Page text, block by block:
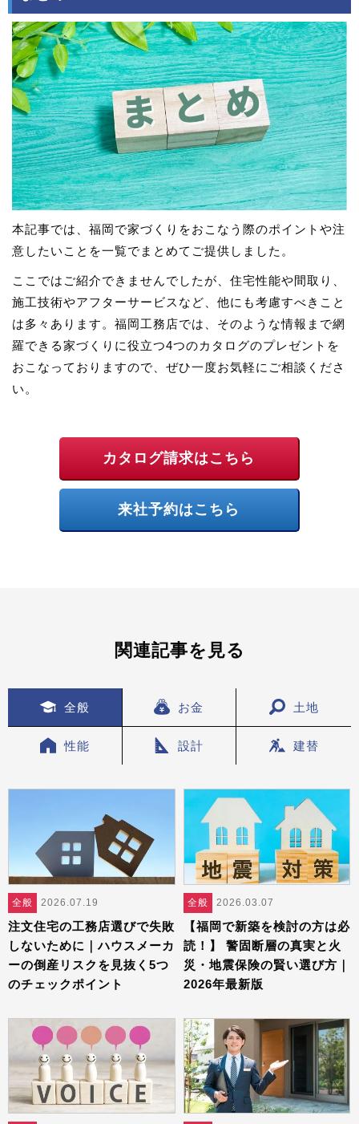
本記事では、福岡で家づくりをおこなう際のポイントや注
意したいことを一覧でまとめてご提供しました。
ここではご紹介できませんでしたが、住宅性能や間取り、
施工技術やアフターサービスなど、他にも考慮すべきこと
は多々あります。福岡工務店では、そのような情報まで網
羅できる家づくりに役立つ4つのカタログのプレゼントを
おこなっておりますので、ぜひ一度お気軽にご相談くださ
い。
カタログ請求はこちら
来社予約はこちら
関連記事を見る
全般 お金 土地
性能 設計 建替
全般 2026.07.19
注文住宅の工務店選びで失敗
しないために｜ハウスメーカ
ーの倒産リスクを見抜く5つ
のチェックポイント
全般 2026.03.07
【福岡で新築を検討の方は必
読！】 警固断層の真実と火
災・地震保険の賢い選び方｜
2026年最新版